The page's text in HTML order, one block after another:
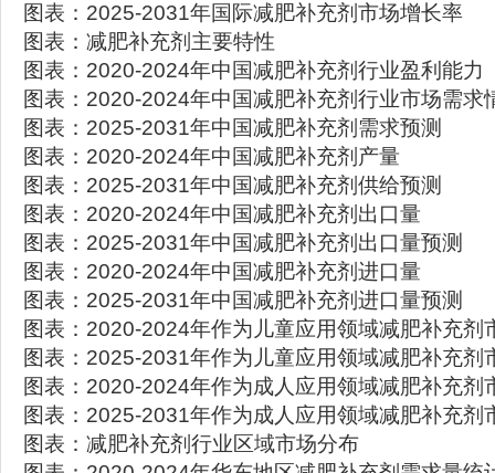
图表：2025-2031年国际减肥补充剂市场增长率
图表：减肥补充剂主要特性
图表：2020-2024年中国减肥补充剂行业盈利能力
图表：2020-2024年中国减肥补充剂行业市场需求
图表：2025-2031年中国减肥补充剂需求预测
图表：2020-2024年中国减肥补充剂产量
图表：2025-2031年中国减肥补充剂供给预测
图表：2020-2024年中国减肥补充剂出口量
图表：2025-2031年中国减肥补充剂出口量预测
图表：2020-2024年中国减肥补充剂进口量
图表：2025-2031年中国减肥补充剂进口量预测
图表：2020-2024年作为儿童应用领域减肥补充剂
图表：2025-2031年作为儿童应用领域减肥补充剂
图表：2020-2024年作为成人应用领域减肥补充剂
图表：2025-2031年作为成人应用领域减肥补充剂
图表：减肥补充剂行业区域市场分布